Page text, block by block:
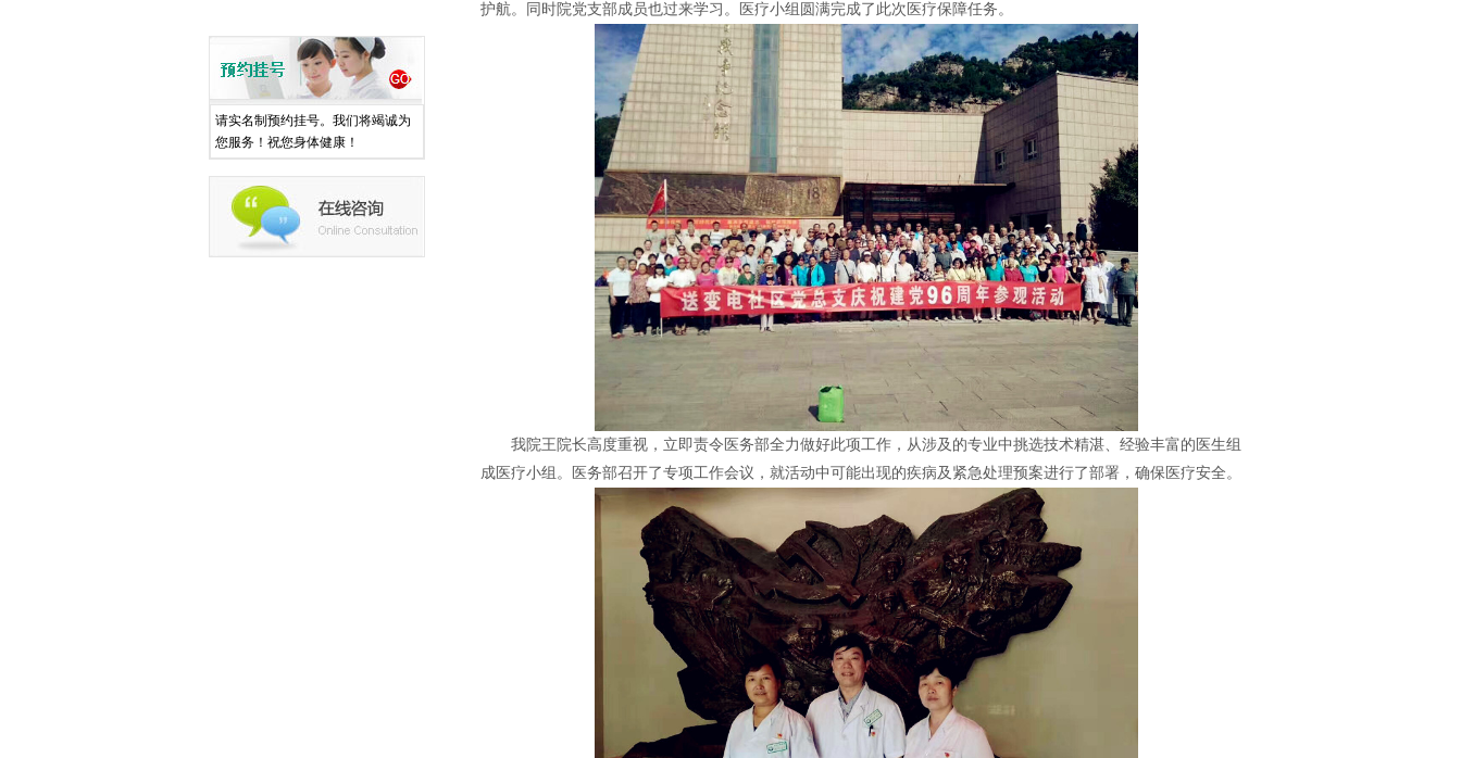
请实名制预约挂号。我们将竭诚为
您服务！祝您身体健康！
护航。同时院党支部成员也过来学习。医疗小组圆满完成了此次医疗保障任务。
我院王院长高度重视，立即责令医务部全力做好此项工作，从涉及的专业中挑选技术精湛、经验丰富的医生组
成医疗小组。医务部召开了专项工作会议，就活动中可能出现的疾病及紧急处理预案进行了部署，确保医疗安全。